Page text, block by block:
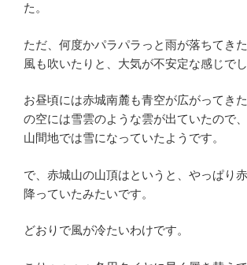
た。
ただ、何度かパラパラっと雨が落ちてき
風も吹いたりと、大気が不安定な感じでし
お昼頃には赤城南麓も青空が広がってき
の空には雪雲のような雲が出ていたので
山間地では雪になっていたようです。
で、赤城山の山頂はというと、やっぱり
降っていたみたいです。
どおりで風が冷たいわけです。